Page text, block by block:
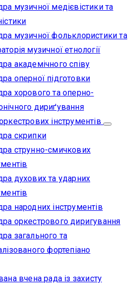
музичної медієвістики та
музичної фольклористики та
музичної етнології
академічного співу
оперної підготовки
хорового та оперно-
дириґування
інструментів
скрипки
струнно-смичкових
духових та ударних
народних інструментів
оркестрового диригування
загального та
фортепіано
вчена рада із захисту